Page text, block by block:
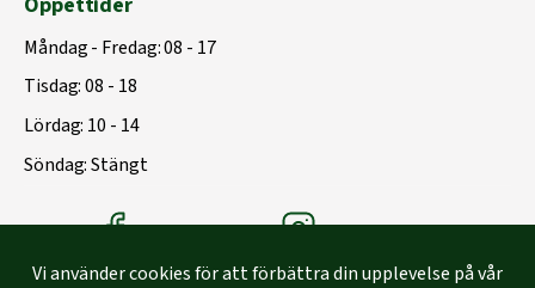
Måndag - Fredag: 08 - 17
Tisdag: 08 - 18
Lördag: 10 - 14
Söndag: Stängt
Träbolagets FacebookTräbolagets instagram